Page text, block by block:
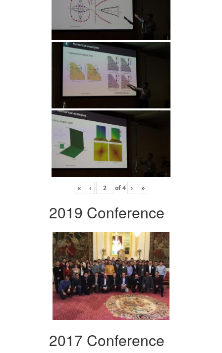
« ‹ of4 › »
2019 Conference
2017 Conference